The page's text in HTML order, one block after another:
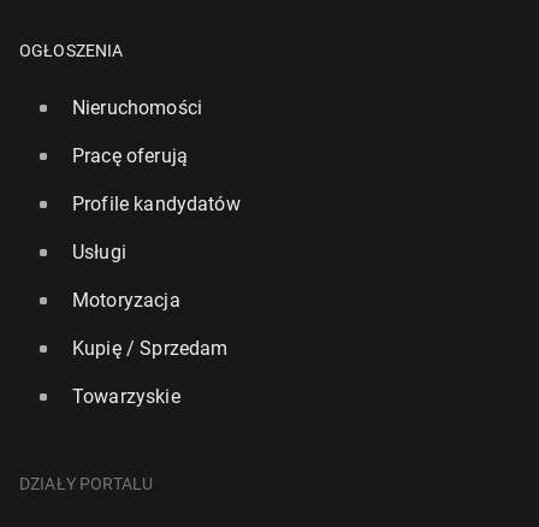
OGŁOSZENIA
Nieruchomości
Pracę oferują
Profile kandydatów
Usługi
Motoryzacja
Kupię / Sprzedam
Towarzyskie
DZIAŁY PORTALU